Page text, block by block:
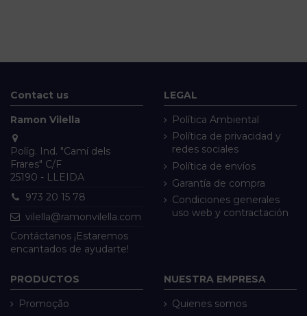
Contact us
Ramon Vilella
Políg. Ind. "Camí dels
Frares" C/F
25190 - LLEIDA
973 20 15 78
vilella@ramonvilella.com
Contáctanos ¡Estaremos
encantados de ayudarte!
LEGAL
Política Ambiental
Política de privacidad y
redes sociales
Política de envíos
Garantía de compra
Condiciones generales
uso web y contractación
PRODUCTOS
Promoção
NUESTRA EMPRESA
Quienes somos